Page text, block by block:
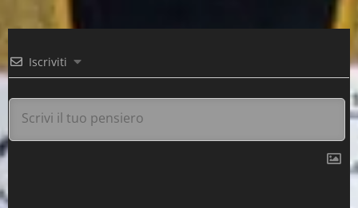
Iscriviti